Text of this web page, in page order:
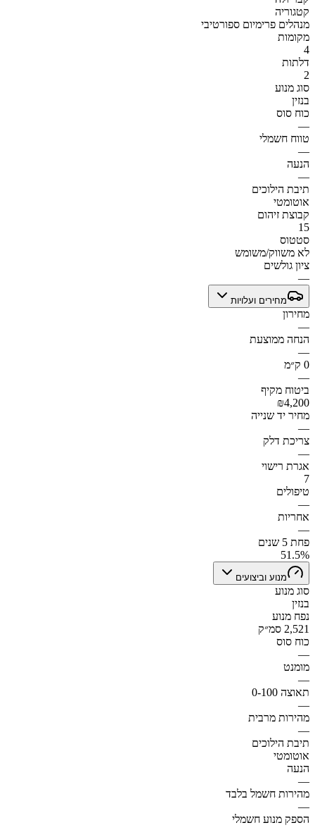
קטגוריה
מנהלים פרימיום ספורטיבי
מקומות
4
דלתות
2
סוג מנוע
בנזין
כוח סוס
—
טווח חשמלי
—
הנעה
—
תיבת הילוכים
אוטומטי
קבוצת זיהום
15
סטטוס
לא משווק/משומש
ציון גולשים
—
מחירים ועלויות
מחירון
—
הנחה ממוצעת
—
0 ק״מ
—
ביטוח מקיף
₪4,200
מחיר יד שנייה
—
צריכת דלק
—
אגרת רישוי
7
טיפולים
—
אחריות
—
פחת 5 שנים
51.5%
מנוע וביצועים
סוג מנוע
בנזין
נפח מנוע
2,521 סמ״ק
כוח סוס
—
מומנט
—
תאוצה 0-100
—
מהירות מרבית
—
תיבת הילוכים
אוטומטי
הנעה
—
מהירות חשמל בלבד
—
הספק מנוע חשמלי